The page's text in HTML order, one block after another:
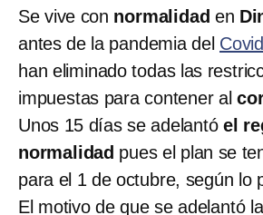
Se vive con normalidad en
antes de la pandemia del
han eliminado todas las
impuestas para contener al
Unos 15 días se adelantó el
normalidad pues el plan se
para el 1 de octubre, según lo
El motivo de que se adelantó